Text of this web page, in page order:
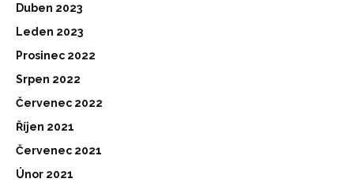
Duben 2023
Leden 2023
Prosinec 2022
Srpen 2022
Červenec 2022
Říjen 2021
Červenec 2021
Únor 2021